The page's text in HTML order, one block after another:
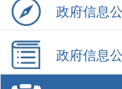
政府信息公开
法定主动公开
机构职能